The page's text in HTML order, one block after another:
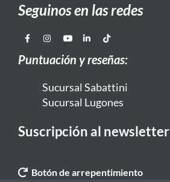
Seguinos en las redes
Puntuación y reseñas:
Sucursal Sabattini
Sucursal Lugones
Suscripción al newsletter
Botón de arrepentimiento